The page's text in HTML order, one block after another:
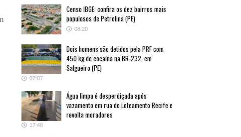
Censo IBGE: confira os dez bairros mais
populosos de Petrolina (PE)
08:20
Dois homens são detidos pela PRF com
450 kg de cocaína na BR-232, em
Salgueiro (PE)
07:07
Água limpa é desperdiçada após
vazamento em rua do Loteamento Recife e
revolta moradores
17:48